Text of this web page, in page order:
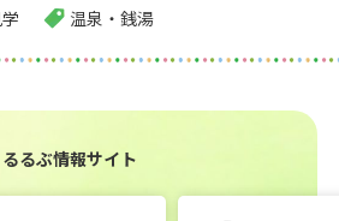
温泉・銭湯
るるぶ情報サイト